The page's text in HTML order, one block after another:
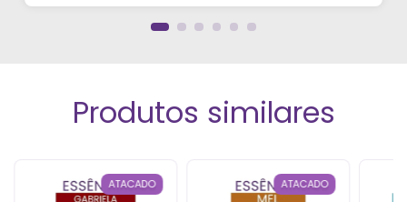
perfumes!”
Produtos similares
ATACADO ATACADO